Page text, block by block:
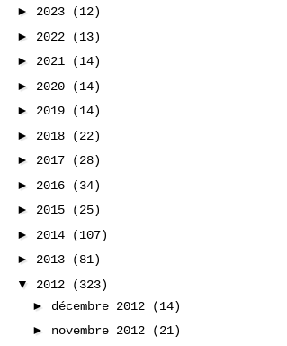
► 2023
(12)
► 2022
(13)
► 2021
(14)
► 2020
(14)
► 2019
(14)
► 2018
(22)
► 2017
(28)
► 2016
(34)
► 2015
(25)
► 2014
(107)
► 2013
(81)
▼ 2012
(323)
► décembre 2012
(14)
► novembre 2012
(21)